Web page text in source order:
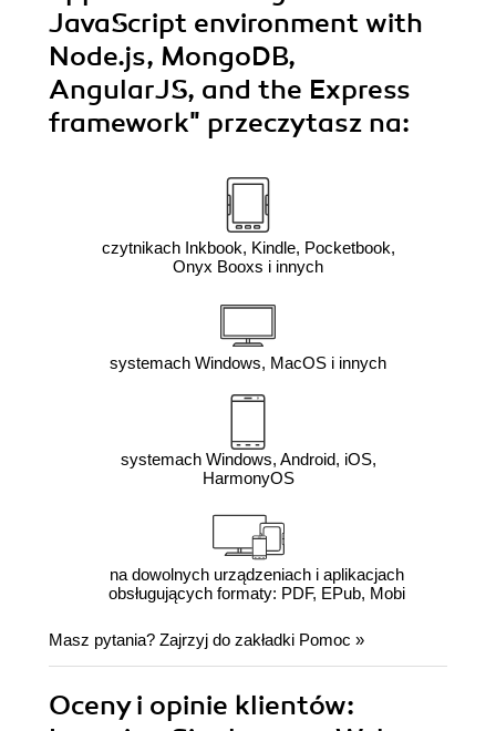
JavaScript environment with
Node.js, MongoDB,
AngularJS, and the Express
framework" przeczytasz na:
czytnikach Inkbook, Kindle, Pocketbook,
Onyx Booxs i innych
systemach Windows, MacOS i innych
systemach Windows, Android, iOS,
HarmonyOS
na dowolnych urządzeniach i aplikacjach
obsługujących formaty: PDF, EPub, Mobi
Masz pytania? Zajrzyj do zakładki Pomoc »
Oceny i opinie klientów: